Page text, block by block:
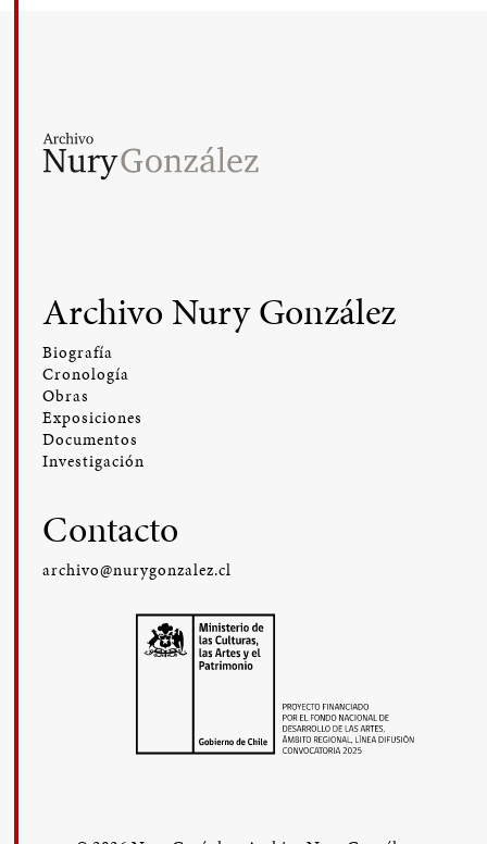
Archivo Nury González
Biografía
Cronología
Obras
Exposiciones
Documentos
Investigación
Contacto
archivo@nurygonzalez.cl